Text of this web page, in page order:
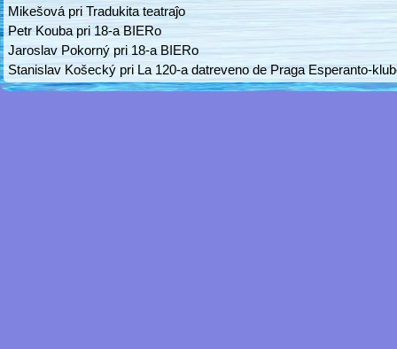
Mikešová pri Tradukita teatraĵo
Petr Kouba pri 18-a BIERo
Jaroslav Pokorný pri 18-a BIERo
Stanislav Košecký pri La 120-a datreveno de Praga Esperanto-